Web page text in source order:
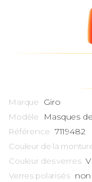
Marque Giro
Modèle Masques
Référence 7119482
Couleur de la
Couleur des verres
Verres polarisés non